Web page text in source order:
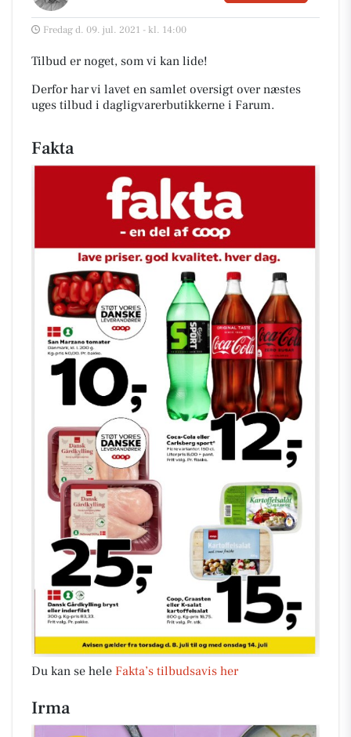
Fredag d. 09. jul. 2021 - kl. 14:00
Tilbud er noget, som vi kan lide!
Derfor har vi lavet en samlet oversigt over næstes
uges tilbud i dagligvarerbutikkerne i Farum.
Fakta
Du kan se hele Fakta’s tilbudsavis her
Irma